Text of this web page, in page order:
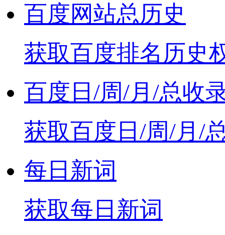
百度网站总历史
获取百度排名历史
百度日/周/月/总收
获取百度日/周/月/
每日新词
获取每日新词